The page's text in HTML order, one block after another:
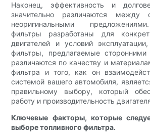
Наконец, эффективность и
значительно различаются между
неоригинальными
фильтры разработаны для
двигателей и условий
фильтры, предлагаемые сторонними
различаются по качеству и
фильтра и того, как он
системой вашего автомобиля,
правильному выбору, который
работу и производительность
Ключевые факторы, которые
выборе топливного фильтра.